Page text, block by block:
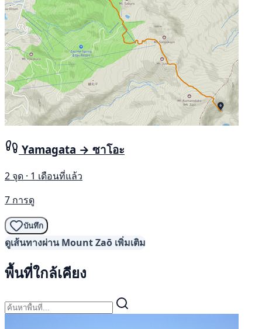
Yamagata → ซาโอะ
2 จุด · 1 เดือนที่แล้ว
7 การดู
บันทึก
ดูเส้นทางผ่าน Mount Zaō เพิ่มเติม
พื้นที่ใกล้เคียง